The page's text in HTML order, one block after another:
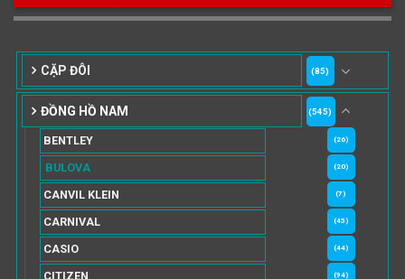
CẶP ĐÔI (85)
ĐỒNG HỒ NAM (545)
BENTLEY (26)
BULOVA (20)
CANVIL KLEIN (7)
CARNIVAL (45)
CASIO (44)
CITIZEN (94)